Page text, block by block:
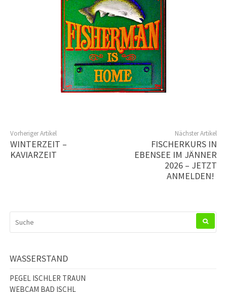
Vorheriger Artikel
WINTERZEIT –
KAVIARZEIT
Nächster Artikel
FISCHERKURS IN
EBENSEE IM JÄNNER
2026 – JETZT
ANMELDEN!
NACH:
WASSERSTAND
PEGEL ISCHLER TRAUN
WEBCAM BAD ISCHL